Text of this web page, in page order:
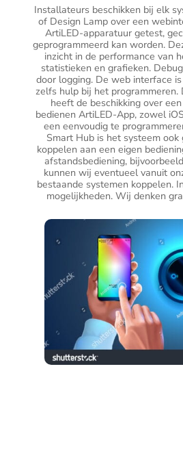
Installateurs beschikken bij elk
of Design Lamp over een
ArtiLED-apparatuur getest,
geprogrammeerd kan worden.
inzicht in de performance van
statistieken en grafieken.
door logging. De web interface
zelfs hulp bij het programmeren.
heeft de beschikking over
bedienen ArtiLED-App, zowel
een eenvoudig te
Smart Hub is het systeem ook
koppelen aan een eigen
afstandsbediening,
kunnen wij eventueel vanuit
bestaande systemen koppelen.
mogelijkheden. Wij denken